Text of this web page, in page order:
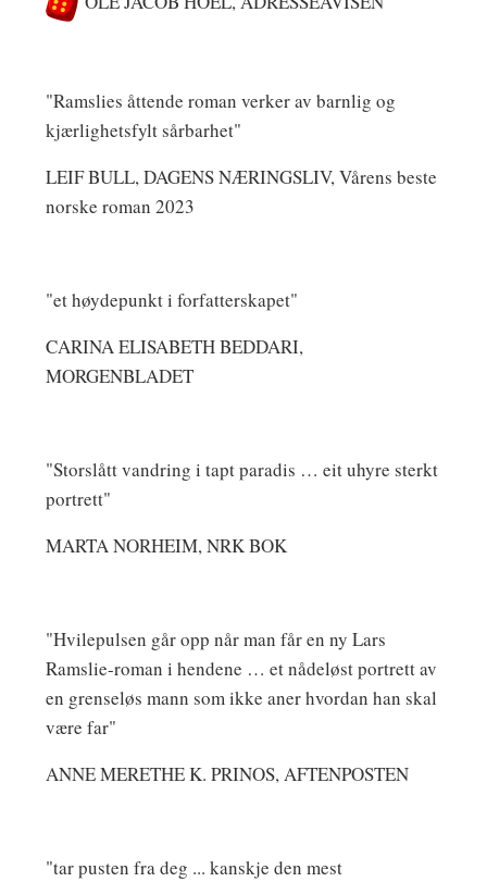
"Ramslies åttende roman verker av barnlig og
kjærlighetsfylt sårbarhet"
LEIF BULL, DAGENS NÆRINGSLIV, Vårens beste
norske roman 2023
"et høydepunkt i forfatterskapet"
CARINA ELISABETH BEDDARI,
MORGENBLADET
"Storslått vandring i tapt paradis … eit uhyre sterkt
portrett"
MARTA NORHEIM, NRK BOK
"Hvilepulsen går opp når man får en ny Lars
Ramslie-roman i hendene … et nådeløst portrett av
en grenseløs mann som ikke aner hvordan han skal
være far"
ANNE MERETHE K. PRINOS, AFTENPOSTEN
"tar pusten fra deg ... kanskje den mest